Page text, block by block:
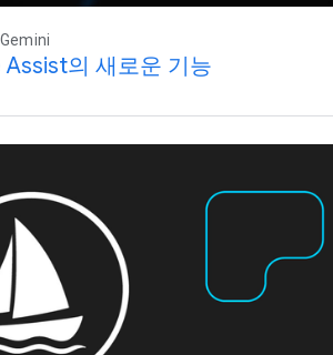
의 새로운 기능